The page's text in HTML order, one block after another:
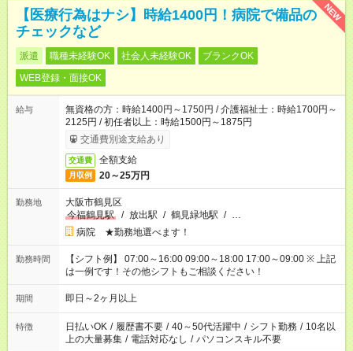
NEW
【医療行為はナシ】時給1400円！病院で備品の
チェックなど
派遣 職種未経験OK 社会人未経験OK
ブランクOK
WEB登録・面接OK
給与
無資格の方：時給1400円～1750円 / 介護福祉士：時給1700円～
2125円 / 初任者以上：時給1500円～1875円
交通費別途支給あり
交通費 全額支給
月収例 20～25万円
勤務地
大阪市鶴見区
今福鶴見駅
/ 放出駅 / 鶴見緑地駅 / …
病院 ★勤務地選べます！
勤務時間
【シフト例】 07:00～16:00 09:00～18:00 17:00～09:00 ※ 上記
は一例です！その他シフトもご相談ください！
期間 即日～2ヶ月以上
特徴 日払いOK / 履歴書不要 / 40～50代活躍中 / シフト勤務 / 10名以
上の大量募集 / 電話対応なし / パソコンスキル不要